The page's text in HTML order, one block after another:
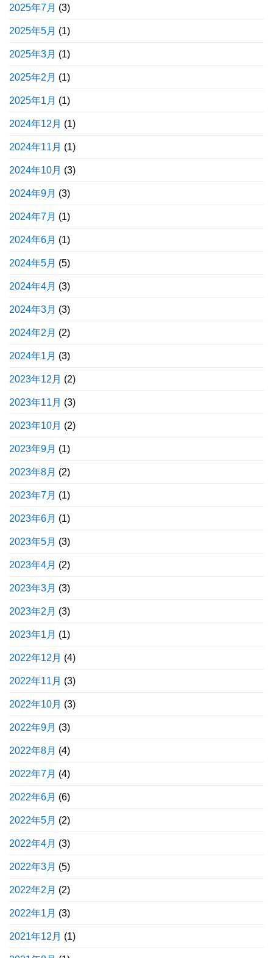
2025年7月 (3)
2025年5月 (1)
2025年3月 (1)
2025年2月 (1)
2025年1月 (1)
2024年12月 (1)
2024年11月 (1)
2024年10月 (3)
2024年9月 (3)
2024年7月 (1)
2024年6月 (1)
2024年5月 (5)
2024年4月 (3)
2024年3月 (3)
2024年2月 (2)
2024年1月 (3)
2023年12月 (2)
2023年11月 (3)
2023年10月 (2)
2023年9月 (1)
2023年8月 (2)
2023年7月 (1)
2023年6月 (1)
2023年5月 (3)
2023年4月 (2)
2023年3月 (3)
2023年2月 (3)
2023年1月 (1)
2022年12月 (4)
2022年11月 (3)
2022年10月 (3)
2022年9月 (3)
2022年8月 (4)
2022年7月 (4)
2022年6月 (6)
2022年5月 (2)
2022年4月 (3)
2022年3月 (5)
2022年2月 (2)
2022年1月 (3)
2021年12月 (1)